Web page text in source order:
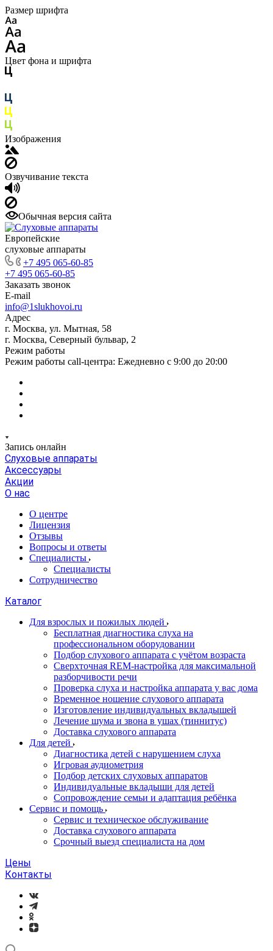
Размер шрифта
Цвет фона и шрифта
Изображения
Озвучивание текста
Обычная версия сайта
Европейские
слуховые аппараты
+7 495 065-60-85
+7 495 065-60-85
Заказать звонок
E-mail
info@1slukhovoi.ru
Адрес
г. Москва, ул. Мытная, 58
г. Москва, Северный бульвар, 2
Режим работы
Режим работы call-центра: Ежедневно с 9:00 до 20:00
Запись онлайн
Слуховые аппараты
Аксессуары
Акции
О нас
О центре
Лицензия
Отзывы
Вопросы и ответы
Специалисты
Специалисты
Сотрудничество
Каталог
Для взрослых и пожилых людей
Бесплатная диагностика слуха на
профессиональном оборудовании
Подбор слухового аппарата с учётом возраста
Сверхточная REM-настройка для максимальной
разборчивости речи
Проверка слуха и настройка аппарата у вас дома
Временное ношение слухового аппарата
Изготовление индивидуальных вкладышей
Лечение шума и звона в ушах (тиннитус)
Доставка слухового аппарата
Для детей
Диагностика детей с нарушением слуха
Игровая аудиометрия
Подбор детских слуховых аппаратов
Индивидуальные вкладыши для детей
Сопровождение семьи и адаптация ребёнка
Сервис и помощь
Сервис и техническое обслуживание
Доставка слухового аппарата
Срочный выезд специалиста на дом
Цены
Контакты